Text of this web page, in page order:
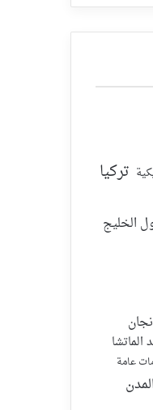
تركيا
الخليج
الماتشا
عامة